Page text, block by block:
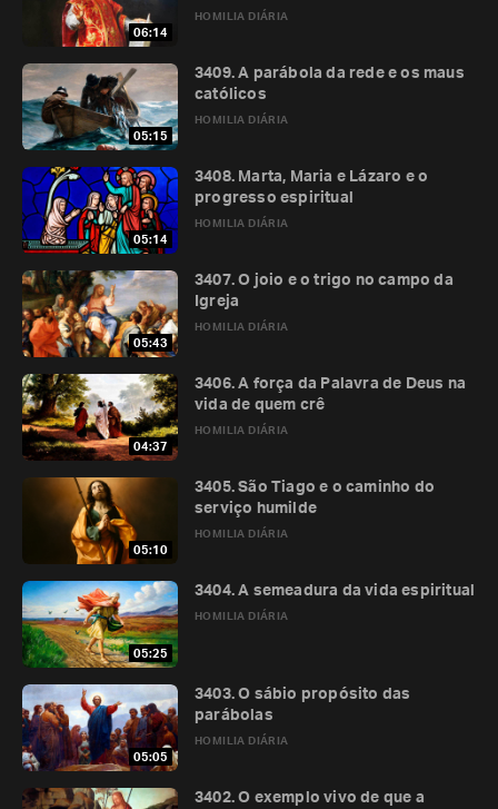
06:14
HOMILIA DIÁRIA
05:15
HOMILIA DIÁRIA
3409. A parábola da rede e os maus
católicos
05:14
HOMILIA DIÁRIA
3408. Marta, Maria e Lázaro e o
progresso espiritual
05:43
HOMILIA DIÁRIA
3407. O joio e o trigo no campo da
Igreja
04:37
HOMILIA DIÁRIA
3406. A força da Palavra de Deus na
vida de quem crê
05:10
HOMILIA DIÁRIA
3405. São Tiago e o caminho do
serviço humilde
05:25
HOMILIA DIÁRIA
3404. A semeadura da vida espiritual
05:05
HOMILIA DIÁRIA
3403. O sábio propósito das
parábolas
3402. O exemplo vivo de que a